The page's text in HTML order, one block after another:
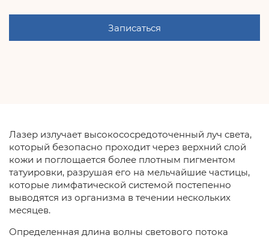
Записаться
Лазер излучает высокососредоточенный луч света,
который безопасно проходит через верхний слой
кожи и поглощается более плотным пигментом
татуировки, разрушая его на мельчайшие частицы,
которые лимфатической системой постепенно
выводятся из организма в течении нескольких
месяцев.
Определенная длина волны светового потока